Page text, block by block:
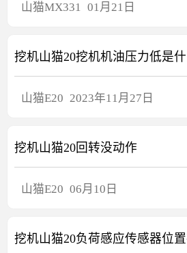
山猫MX331 01月21日
挖机山猫20挖机机油压力低是
山猫E20 2023年11月27日
挖机山猫20回转没动作
山猫E20 06月10日
挖机山猫20负荷感应传感器位置